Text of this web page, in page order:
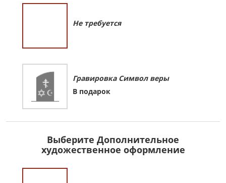
Не требуется
Гравировка Символ веры
В подарок
Выберите Дополнительное
художественное оформление